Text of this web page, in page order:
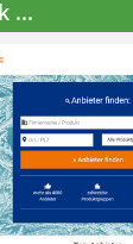
...